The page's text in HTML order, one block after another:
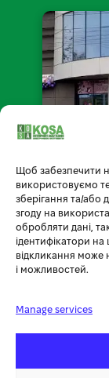
Щоб забезпечити
використовуємо
зберігання та/або
згоду на
обробляти дані,
ідентифікатори на
відкликання може
і можливостей.
Manage services